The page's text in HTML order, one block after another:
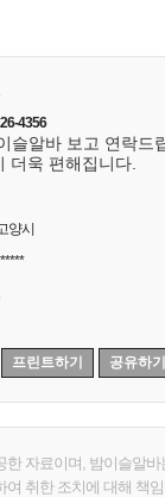
4356
슬알바 보고 연락드
더욱 편해집니다.
양시
프린트하기 공유하기
한 자료이며, 밤이슬알
여 취한 조치에 대해 책